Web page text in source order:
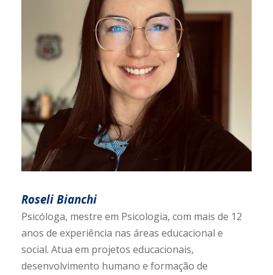
Roseli Bianchi
Psicóloga, mestre em Psicologia, com mais de 12
anos de experiência nas áreas educacional e
social. Atua em projetos educacionais,
desenvolvimento humano e formação de